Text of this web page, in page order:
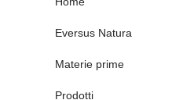
Eversus Natura
Materie prime
Prodotti